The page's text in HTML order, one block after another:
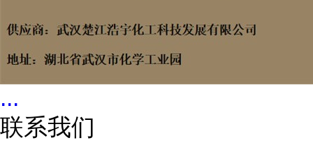
...
联系我们